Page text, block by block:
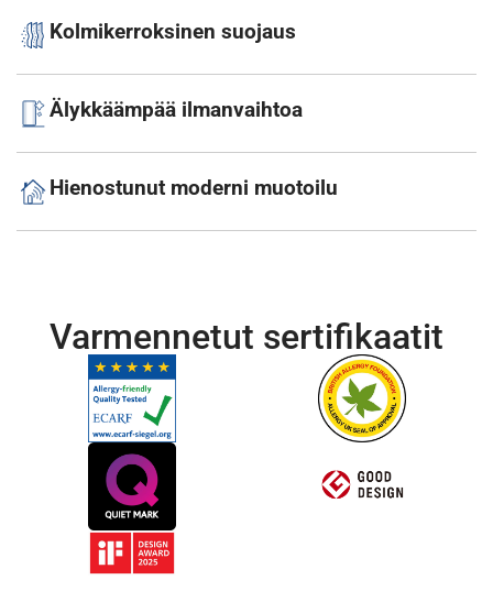
Kolmikerroksinen suojaus
Älykkäämpää ilmanvaihtoa
Hienostunut moderni muotoilu
Varmennetut sertifikaatit